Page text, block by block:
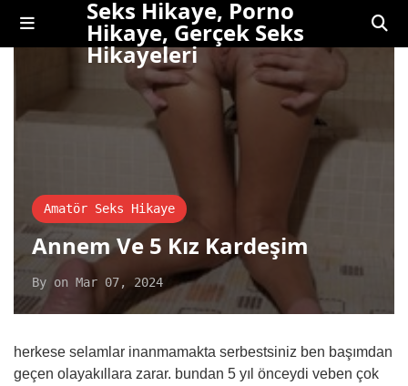
Seks Hikaye, Porno
Hikaye, Gerçek Seks
Hikayeleri
Amatör Seks Hikaye
Annem Ve 5 Kız Kardeşim
By on Mar 07, 2024
herkese selamlar inanmamakta serbestsiniz ben başımdan
geçen olayakıllara zarar. bundan 5 yıl önceydi veben çok